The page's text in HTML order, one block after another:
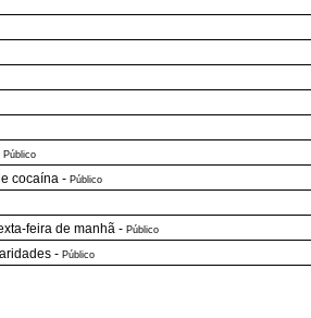
Público
cocaína - Público
feira de manhã - Público
- Público